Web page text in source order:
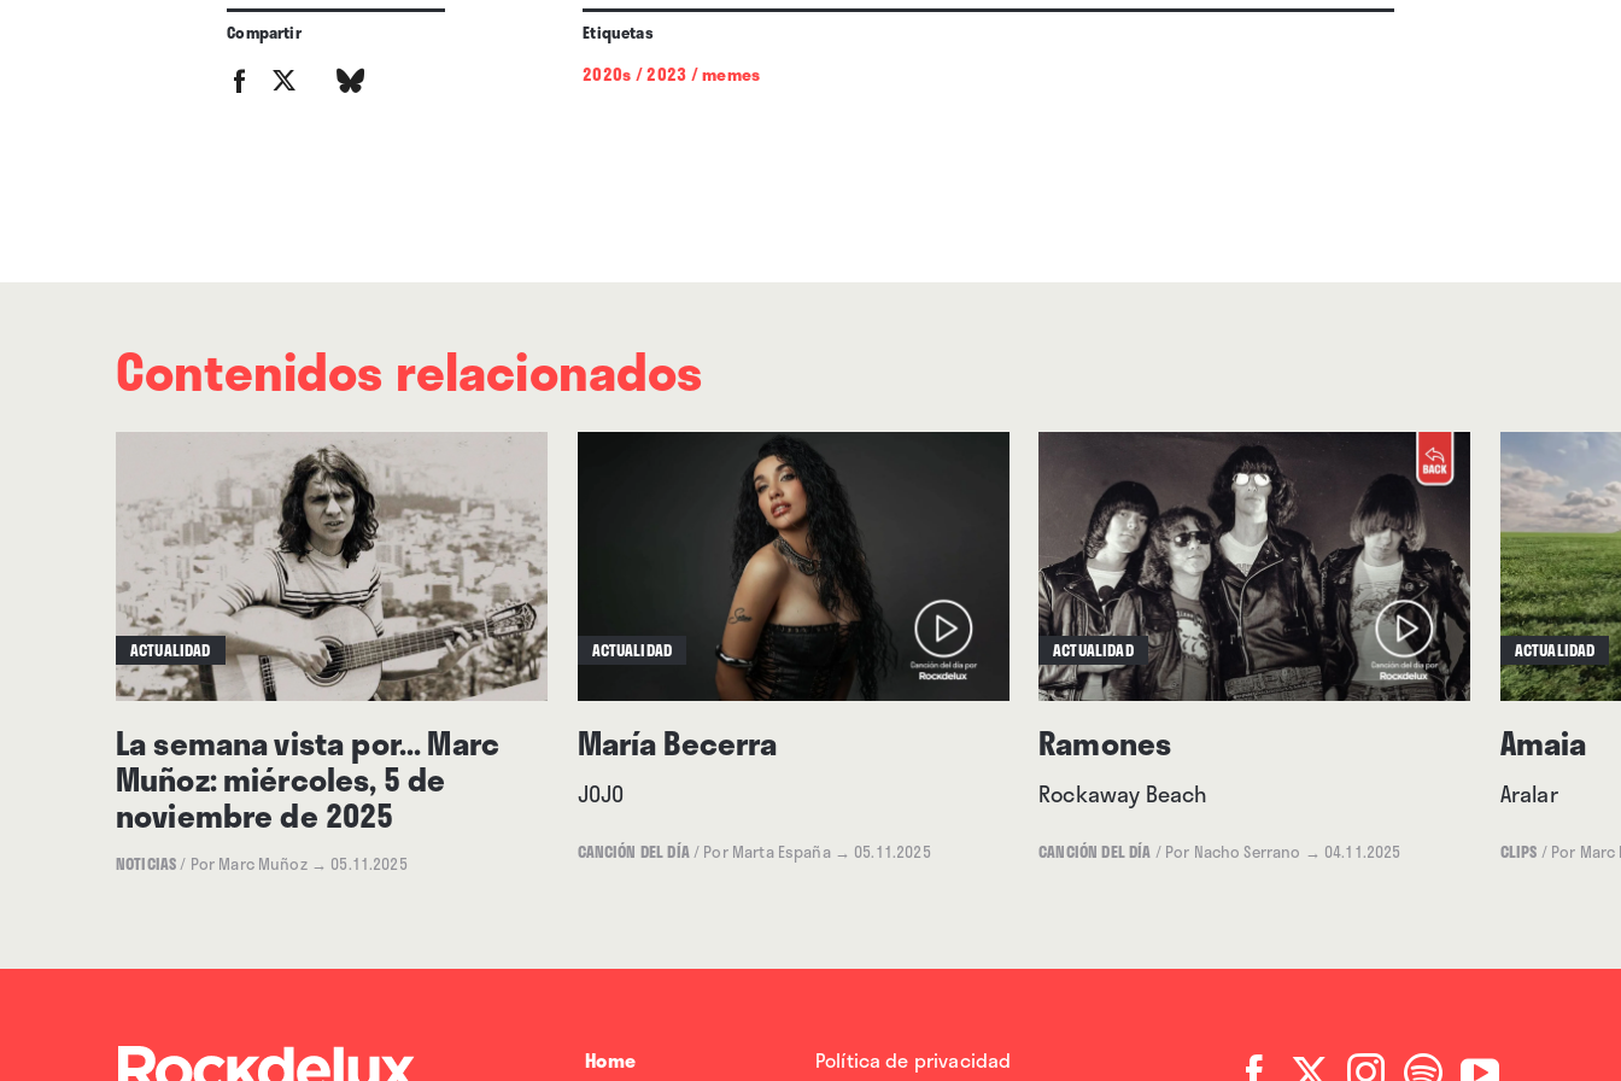
cualquier participante mintiera.
Compartir Etiquetas
2020s/2023/memes
Contenidos relacionados
ACTUALIDAD
La semana vista por... Marc
Muñoz: miércoles, 5 de
noviembre de 2025
NOTICIAS/ Por Marc Muñoz → 05.11.2025
ACTUALIDAD
María Becerra
JOJO
CANCIÓN DEL DÍA/ Por Marta España → 05.11.2025
ACTUALIDAD
Ramones
Rockaway Beach
CANCIÓN DEL DÍA / Por Nacho Serrano → 04.11.2025
ACTUALIDAD
Amaia
Aralar
CLIPS / Por
Home Política de privacidad